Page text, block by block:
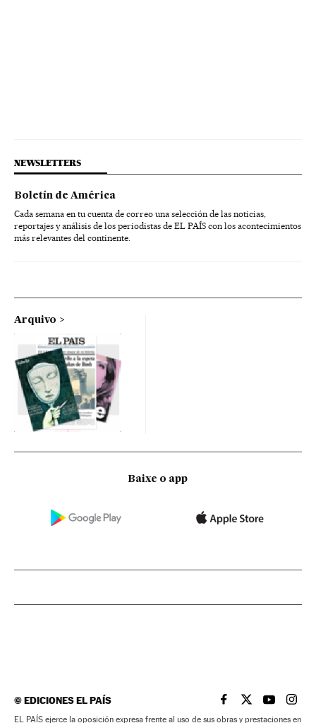
NEWSLETTERS
Boletín de América
Cada semana en tu cuenta de correo una selección de las noticias,
reportajes y análisis de los periodistas de EL PAÍS con los acontecimientos
más relevantes del continente.
Arquivo
Baixe o app
©EDICIONES EL PAÍS EL PAÍS BRASIL EN
EL PAÍSEL PAÍS
EL
EL PAÍS ejerce la oposición expresa frente al uso de sus obras y prestaciones en